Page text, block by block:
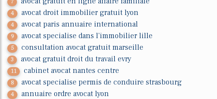
7
4 avocat droit immobilier gratuit lyon
4 avocat paris annuaire international
9 avocat specialise dans l'immobilier lille
5 consultation avocat gratuit marseille
3 avocat gratuit droit du travail evry
11 cabinet avocat nantes centre
8 avocat specialise permis de conduire strasbourg
4 annuaire ordre avocat lyon